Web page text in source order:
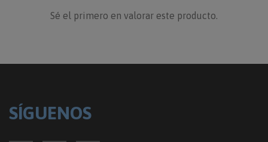
Sé el primero en valorar este producto.
SÍGUENOS